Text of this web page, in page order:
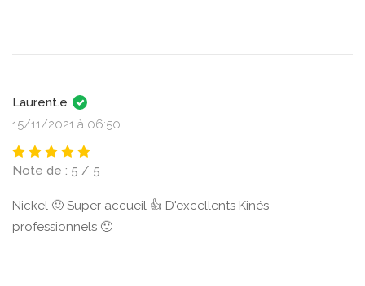
Laurent.e
15/11/2021 à 06:50
Note de : 5 / 5
Nickel 🙂 Super accueil 👍 D'excellents Kinés
professionnels 🙂